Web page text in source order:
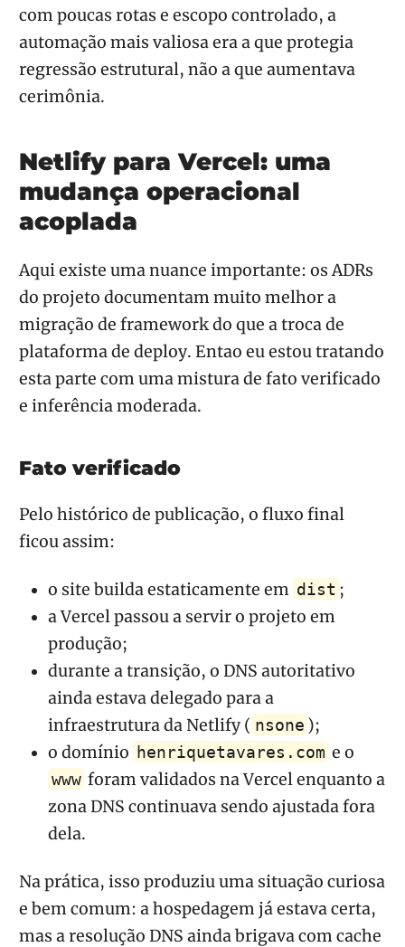
com poucas rotas e escopo controlado, a
automação mais valiosa era a que protegia
regressão estrutural, não a que aumentava
cerimônia.
Netlify para Vercel: uma
mudança operacional
acoplada
Aqui existe uma nuance importante: os ADRs
do projeto documentam muito melhor a
migração de framework do que a troca de
plataforma de deploy. Entao eu estou tratando
esta parte com uma mistura de fato verificado
e inferência moderada.
Fato verificado
Pelo histórico de publicação, o fluxo final
ficou assim:
o site builda estaticamente em dist ;
a Vercel passou a servir o projeto em
produção;
durante a transição, o DNS autoritativo
ainda estava delegado para a
infraestrutura da Netlify ( nsone );
o domínio henriquetavares.com e o
www foram validados na Vercel enquanto a
zona DNS continuava sendo ajustada fora
dela.
Na prática, isso produziu uma situação curiosa
e bem comum: a hospedagem já estava certa,
mas a resolução DNS ainda brigava com cache